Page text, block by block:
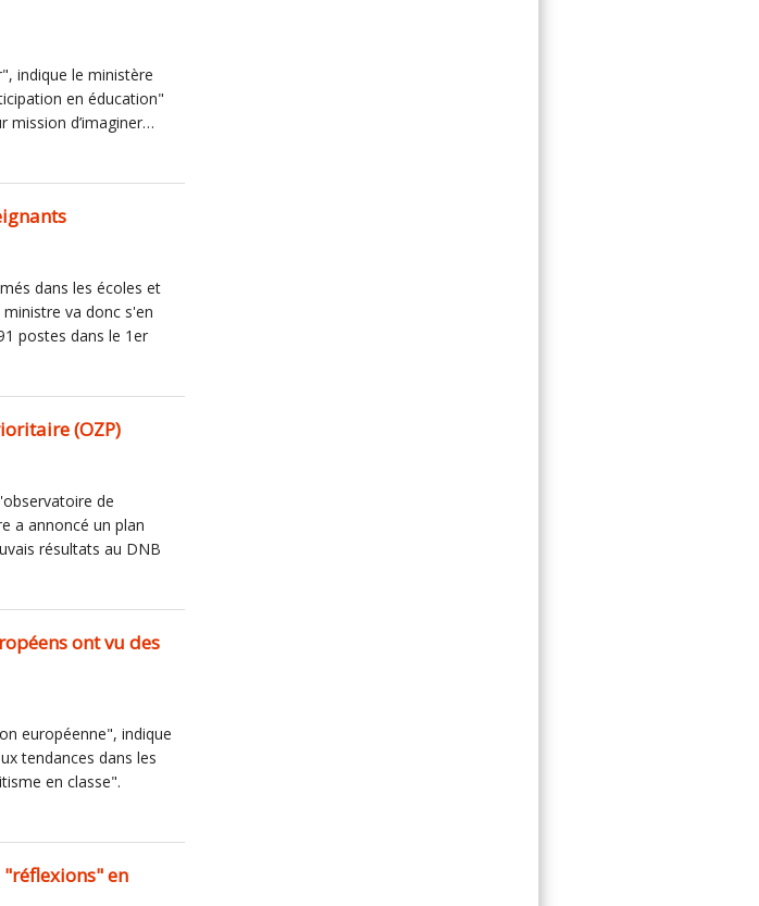
indique le ministère
en éducation"
mission d’imaginer…
dans les écoles et
va donc s'en
postes dans le 1er
(OZP)
de
a annoncé un plan
résultats au DNB
ont vu des
européenne", indique
tendances dans les
en classe".
"réflexions" en